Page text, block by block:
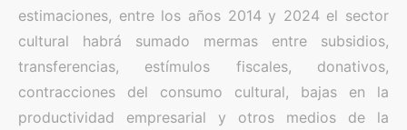
estimaciones, entre los años 2014 y 2024 el sector
cultural habrá sumado mermas entre subsidios,
transferencias, estímulos fiscales, donativos,
contracciones del consumo cultural, bajas en la
productividad empresarial y otros medios de la